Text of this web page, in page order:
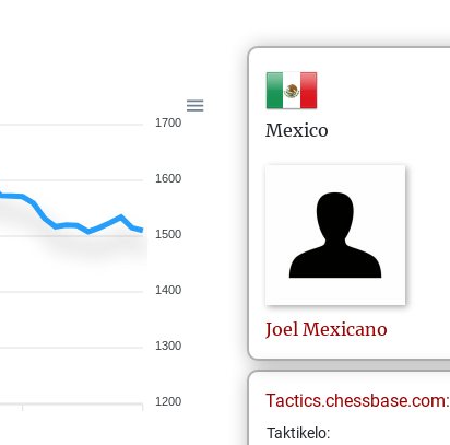
1700
1600
1500
1400
1300
1200
Mexico
Joel Mexicano
Tactics.chessbase.com:
Taktikelo: